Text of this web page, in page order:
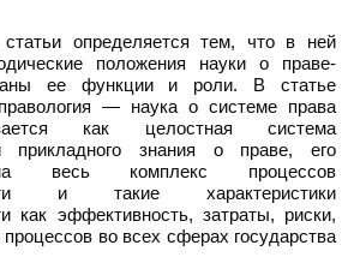
определяется тем, что в ней
положения науки о праве-
ее функции и роли. В статье
— наука о системе права
как целостная система
прикладного знания о праве, его
весь комплекс процессов
и такие характеристики
как эффективность, затраты, риски,
во всех сферах государства